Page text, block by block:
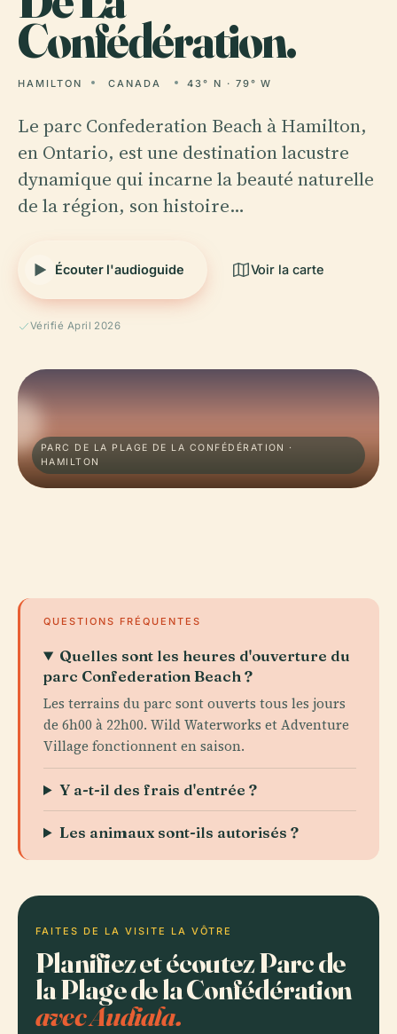
Confédération.
HAMILTON CANADA 43° N · 79° W
Le parc Confederation Beach à Hamilton,
en Ontario, est une destination lacustre
dynamique qui incarne la beauté naturelle
de la région, son histoire…
Écouter l'audioguide Voir la carte
Vérifié April 2026
PARC DE LA PLAGE DE LA CONFÉDÉRATION ·
HAMILTON
QUESTIONS FRÉQUENTES
Quelles sont les heures d'ouverture du
parc Confederation Beach ?
Les terrains du parc sont ouverts tous les jours
de 6h00 à 22h00. Wild Waterworks et Adventure
Village fonctionnent en saison.
Y a-t-il des frais d'entrée ?
Les animaux sont-ils autorisés ?
FAITES DE LA VISITE LA VÔTRE
Planifiez et écoutez Parc de
la Plage de la Confédération
avec Audiala.